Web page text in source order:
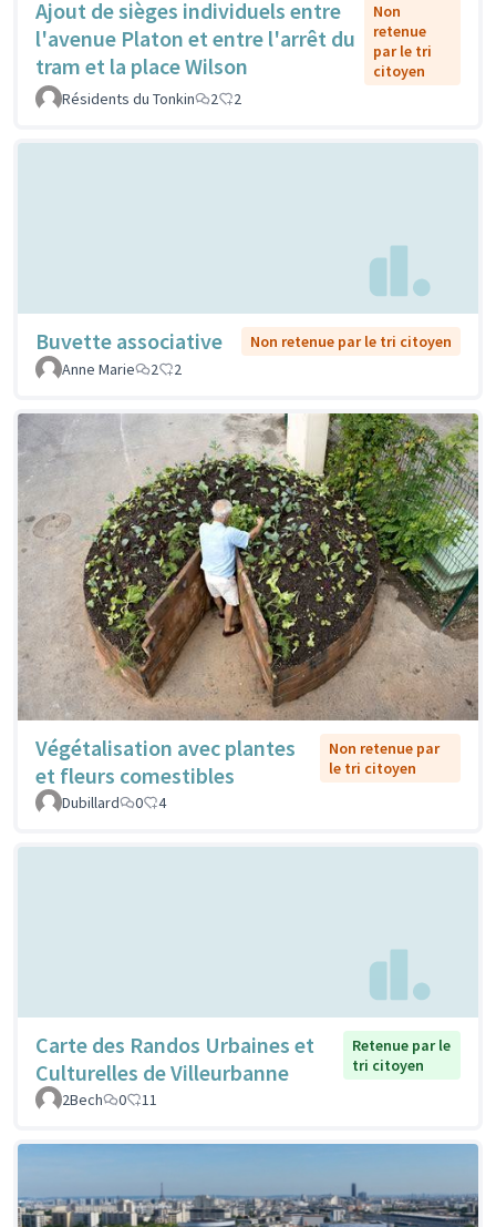
Ajout de sièges individuels entre
l'avenue Platon et entre l'arrêt du
tram et la place Wilson
Non
retenue
par le tri
citoyen
Résidents du Tonkin
2 2
Buvette associative
Non retenue par le tri citoyen
Anne Marie
2 2
Végétalisation avec plantes
et fleurs comestibles
Non retenue par
le tri citoyen
Dubillard
0 4
Carte des Randos Urbaines et
Culturelles de Villeurbanne
Retenue par le
tri citoyen
2Bech
0 11